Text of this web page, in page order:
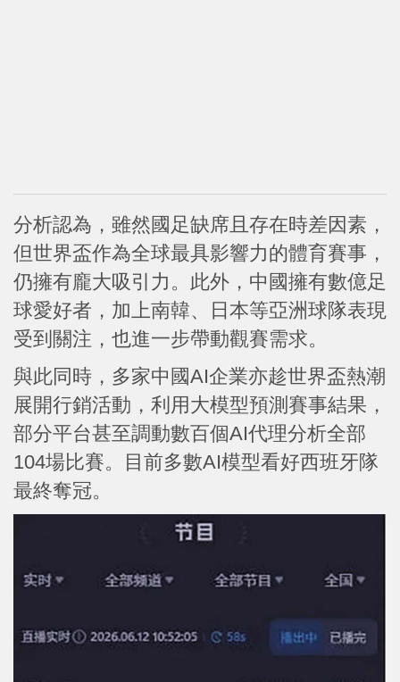
分析認為，雖然國足缺席且存在時差因素，
但世界盃作為全球最具影響力的體育賽事，
仍擁有龐大吸引力。此外，中國擁有數億足
球愛好者，加上南韓、日本等亞洲球隊表現
受到關注，也進一步帶動觀賽需求。
與此同時，多家中國AI企業亦趁世界盃熱潮
展開行銷活動，利用大模型預測賽事結果，
部分平台甚至調動數百個AI代理分析全部
104場比賽。目前多數AI模型看好西班牙隊
最終奪冠。